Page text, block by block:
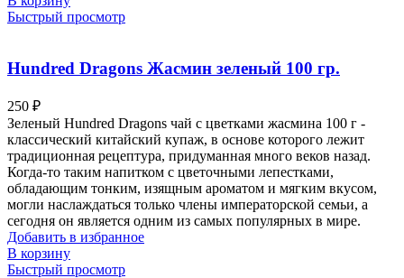
Быстрый просмотр
Hundred Dragons Жасмин зеленый 100 гр.
250 ₽
Зеленый Hundred Dragons чай с цветками жасмина 100 г -
классический китайский купаж, в основе которого лежит
традиционная рецептура, придуманная много веков назад.
Когда-то таким напитком с цветочными лепестками,
обладающим тонким, изящным ароматом и мягким вкусом,
могли наслаждаться только члены императорской семьи, а
сегодня он является одним из самых популярных в мире.
Добавить в избранное
В корзину
Быстрый просмотр